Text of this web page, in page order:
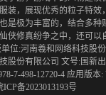
装，展现优秀的粒子特效
是极为丰富的，结合多种
侠修真纷争之中，还可以
位:河南羲和网络科技股
股份有限公司 文号:国新
7-498-12720-4 应用版本
备2023013193号